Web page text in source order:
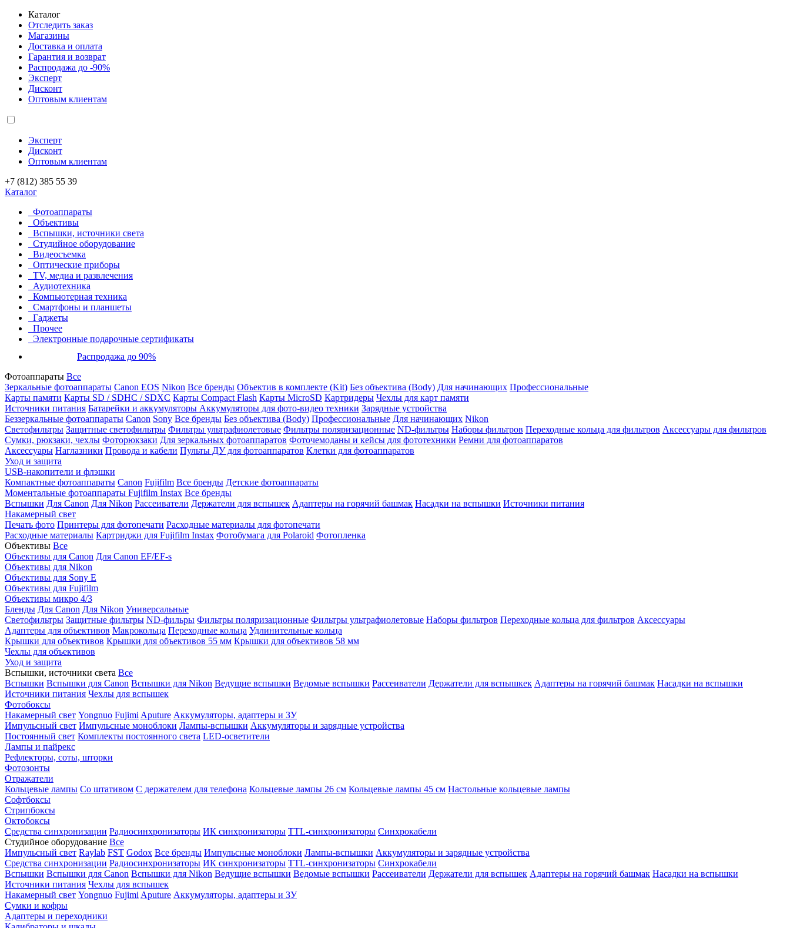
Каталог
Отследить заказ
Магазины
Доставка и оплата
Гарантия и возврат
Распродажа до -90%
Эксперт
Дисконт
Оптовым клиентам
Эксперт
Дисконт
Оптовым клиентам
+7 (812) 385 55 39
Каталог
Фотоаппараты
Объективы
Вспышки, источники света
Студийное оборудование
Видеосъемка
Оптические приборы
TV, медиа и развлечения
Аудиотехника
Компьютерная техника
Смартфоны и планшеты
Гаджеты
Прочее
Электронные подарочные сертификаты
Распродажа до 90%
Фотоаппараты Все
Зеркальные фотоаппараты Canon EOS Nikon Все бренды Объектив в комплекте (Kit) Без объектива (Body) Для начинающих Профессиональные
Карты памяти Карты SD / SDHC / SDXC Карты Compact Flash Карты MicroSD Картридеры Чехлы для карт памяти
Источники питания Батарейки и аккумуляторы Аккумуляторы для фото-видео техники Зарядные устройства
Беззеркальные фотоаппараты Canon Sony Все бренды Без объектива (Body) Профессиональные Для начинающих Nikon
Светофильтры Защитные светофильтры Фильтры ультрафиолетовые Фильтры поляризационные ND-фильтры Наборы фильтров Переходные кольца для фильтров Аксессуары для фильтров
Сумки, рюкзаки, чехлы Фоторюкзаки Для зеркальных фотоаппаратов Фоточемоданы и кейсы для фототехники Ремни для фотоаппаратов
Аксессуары Наглазники Провода и кабели Пульты ДУ для фотоаппаратов Клетки для фотоаппаратов
Уход и защита
USB-накопители и флэшки
Компактные фотоаппараты Canon Fujifilm Все бренды Детские фотоаппараты
Моментальные фотоаппараты Fujifilm Instax Все бренды
Вспышки Для Canon Для Nikon Рассеиватели Держатели для вспышек Адаптеры на горячий башмак Насадки на вспышки Источники питания
Накамерный свет
Печать фото Принтеры для фотопечати Расходные материалы для фотопечати
Расходные материалы Картриджи для Fujifilm Instax Фотобумага для Polaroid Фотопленка
Объективы Все
Объективы для Canon Для Canon EF/EF-s
Объективы для Nikon
Объективы для Sony E
Объективы для Fujifilm
Объективы микро 4/3
Бленды Для Canon Для Nikon Универсальные
Светофильтры Защитные фильтры ND-фильры Фильтры поляризационные Фильтры ультрафиолетовые Наборы фильтров Переходные кольца для фильтров Аксессуары
Адаптеры для объективов Макрокольца Переходные кольца Удлинительные кольца
Крышки для объективов Крышки для объективов 55 мм Крышки для объективов 58 мм
Чехлы для объективов
Уход и защита
Вспышки, источники света Все
Вспышки Вспышки для Canon Вспышки для Nikon Ведущие вспышки Ведомые вспышки Рассеиватели Держатели для вспышкек Адаптеры на горячий башмак Насадки на вспышки
Источники питания Чехлы для вспышек
Фотобоксы
Накамерный свет Yongnuo Fujimi Aputure Аккумуляторы, адаптеры и ЗУ
Импульсный свет Импульсные моноблоки Лампы-вспышки Аккумуляторы и зарядные устройства
Постоянный свет Комплекты постоянного света LED-осветители
Лампы и пайрекс
Рефлекторы, соты, шторки
Фотозонты
Отражатели
Кольцевые лампы Со штативом С держателем для телефона Кольцевые лампы 26 см Кольцевые лампы 45 см Настольные кольцевые лампы
Софтбоксы
Стрипбоксы
Октобоксы
Средства синхронизации Радиосинхронизаторы ИК синхронизаторы TTL-синхронизаторы Синхрокабели
Студийное оборудование Все
Импульсный свет Raylab FST Godox Все бренды Импульсные моноблоки Лампы-вспышки Аккумуляторы и зарядные устройства
Средства синхронизации Радиосинхронизаторы ИК синхронизаторы TTL-синхронизаторы Синхрокабели
Вспышки Вспышки для Canon Вспышки для Nikon Ведущие вспышки Ведомые вспышки Рассеиватели Держатели для вспышек Адаптеры на горячий башмак Насадки на вспышки
Источники питания Чехлы для вспышек
Накамерный свет Yongnuo Fujimi Aputure Аккумуляторы, адаптеры и ЗУ
Сумки и кофры
Адаптеры и переходники